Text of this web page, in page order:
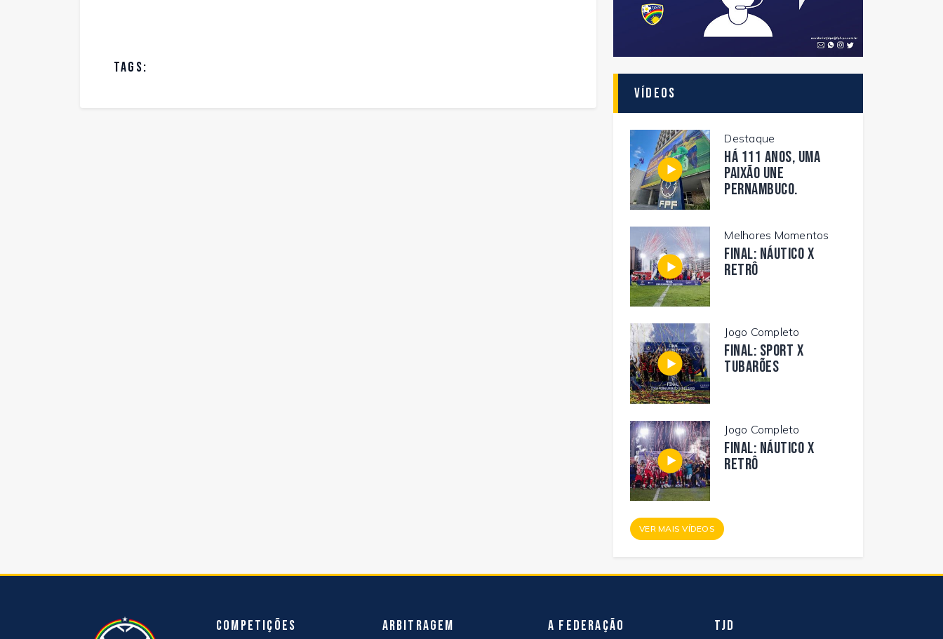
TAGS:
Vídeos
Destaque
Há 111 anos, uma
paixão une
Pernambuco.
Melhores Momentos
FINAL: NÁUTICO X
RETRÔ
Jogo Completo
FINAL: SPORT X
TUBARÕES
Jogo Completo
FINAL: NÁUTICO X
RETRÔ
VER MAIS VÍDEOS
Competições Arbitragem A Federação TJD